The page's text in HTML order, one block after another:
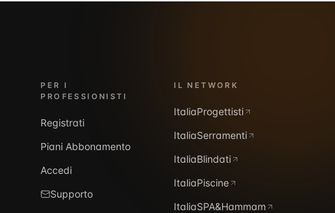
PER I
PROFESSIONISTI
Registrati
Piani Abbonamento
Accedi
Supporto
IL NETWORK
ItaliaProgettisti
ItaliaSerramenti
ItaliaBlindati
ItaliaPiscine
ItaliaSPA&Hammam